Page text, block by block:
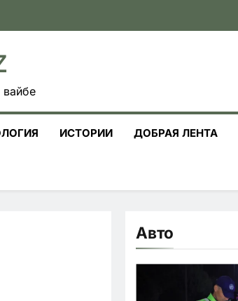
вайбе
ИСТОРИИ ДОБРАЯ ЛЕНТА
Авто